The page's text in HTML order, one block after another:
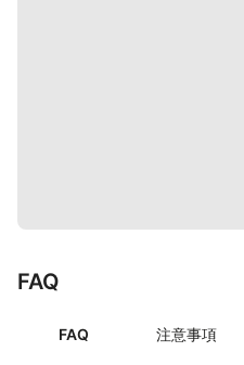
FAQ
FAQ 注意事項